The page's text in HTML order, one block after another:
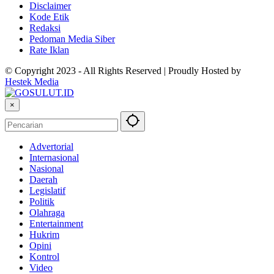
Disclaimer
Kode Etik
Redaksi
Pedoman Media Siber
Rate Iklan
© Copyright 2023 - All Rights Reserved | Proudly Hosted by
Hestek Media
×
Advertorial
Internasional
Nasional
Daerah
Legislatif
Politik
Olahraga
Entertainment
Hukrim
Opini
Kontrol
Video